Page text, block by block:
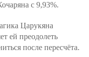
с 9,93%.
Царукяна
ей преодолеть
после пересчёта.